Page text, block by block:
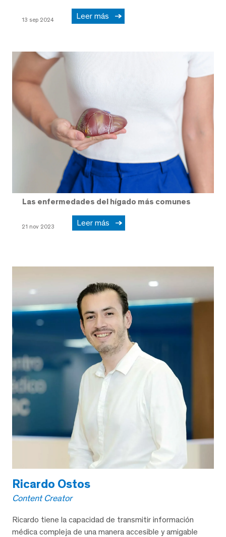
13 sep 2024 Leer más
Las enfermedades del hígado más comunes
21 nov 2023 Leer más
Ricardo Ostos
Content Creator
Ricardo tiene la capacidad de transmitir información
médica compleja de una manera accesible y amigable